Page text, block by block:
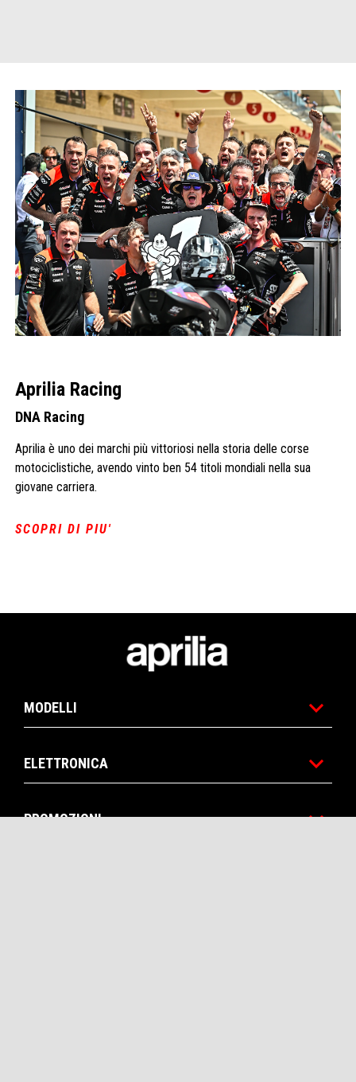
Aprilia Racing
DNA Racing
Aprilia è uno dei marchi più vittoriosi nella storia delle corse
motociclistiche, avendo vinto ben 54 titoli mondiali nella sua
giovane carriera.
SCOPRI DI PIU'
MODELLI
ELETTRONICA
PROMOZIONI